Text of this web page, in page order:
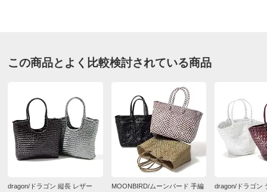
■天然皮革の特性上、商品により色ムラ・シワ・傷がある
■商品により、柄の出方が多少異なります。
サイズ表記について（ファッション雑貨）
この商品とよく比較検討されている商品
dragon/ドラゴン 縦長 レザー
MOONBIRD/ムーンバード 手編
dragon/ドラゴン